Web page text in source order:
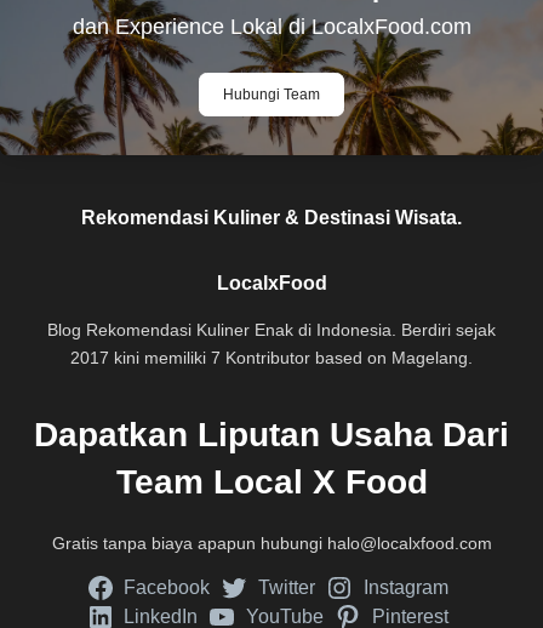
dan Experience Lokal di LocalxFood.com
Hubungi Team
Rekomendasi Kuliner & Destinasi Wisata.
LocalxFood
Blog Rekomendasi Kuliner Enak di Indonesia. Berdiri sejak
2017 kini memiliki 7 Kontributor based on Magelang.
Dapatkan Liputan Usaha Dari
Team Local X Food
Gratis tanpa biaya apapun hubungi halo@localxfood.com
Facebook Twitter
Instagram
LinkedIn
YouTube Pinterest